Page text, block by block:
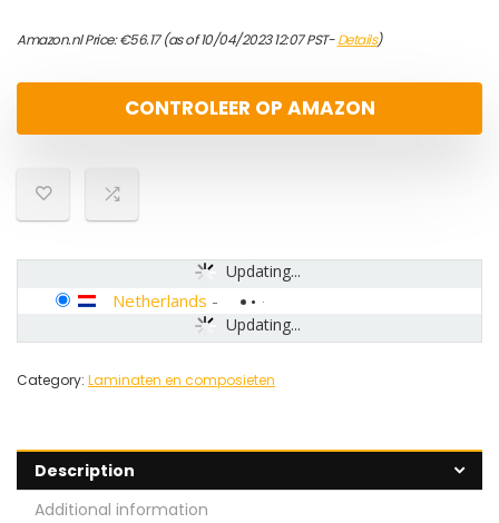
Amazon.nl Price:€56.17(as of 10/04/2023 12:07 PST-Details)
CONTROLEER OP AMAZON
Updating...
Updating...
Netherlands -
Category: Laminaten en composieten
Description
Additional information